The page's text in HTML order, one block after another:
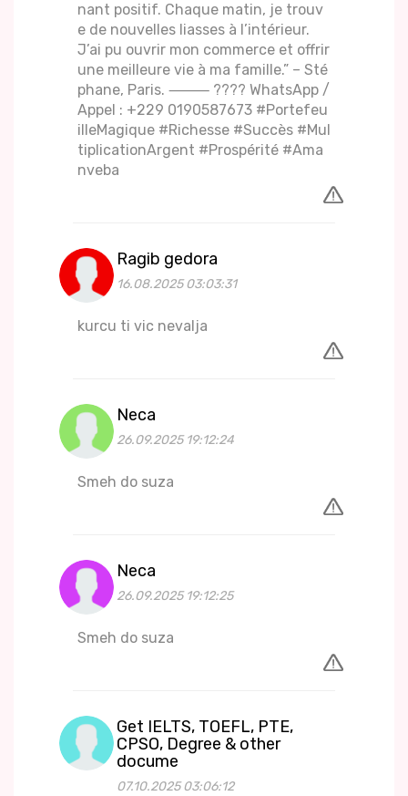
nant positif. Chaque matin, je trouv
e de nouvelles liasses à l’intérieur.
J’ai pu ouvrir mon commerce et offrir
une meilleure vie à ma famille.” – Sté
phane, Paris. ⸻ ???? WhatsApp /
Appel : +229 0190587673 #Portefeu
illeMagique #Richesse #Succès #Mul
tiplicationArgent #Prospérité #Ama
nveba
Ragib gedora
16.08.2025 03:03:31
kurcu ti vic nevalja
Neca
26.09.2025 19:12:24
Smeh do suza
Neca
26.09.2025 19:12:25
Smeh do suza
Get IELTS, TOEFL, PTE,
CPSO, Degree & other
docume
07.10.2025 03:06:12